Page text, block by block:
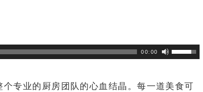
00:00
专业的厨房团队的心血结晶。每一道美食可